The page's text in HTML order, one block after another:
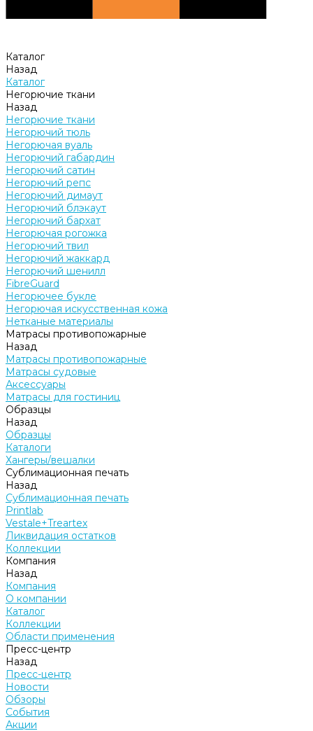
Каталог
Назад
Каталог
Негорючие ткани
Назад
Негорючие ткани
Негорючий тюль
Негорючая вуаль
Негорючий габардин
Негорючий сатин
Негорючий репс
Негорючий димаут
Негорючий блэкаут
Негорючий бархат
Негорючая рогожка
Негорючий твил
Негорючий жаккард
Негорючий шенилл
FibreGuard
Негорючее букле
Негорючая искусственная кожа
Нетканые материалы
Матрасы противопожарные
Назад
Матрасы противопожарные
Матрасы судовые
Аксессуары
Матрасы для гостиниц
Образцы
Назад
Образцы
Каталоги
Хангеры/вешалки
Сублимационная печать
Назад
Сублимационная печать
Printlab
Vestale+Treartex
Ликвидация остатков
Коллекции
Компания
Назад
Компания
О компании
Каталог
Коллекции
Области применения
Пресс-центр
Назад
Пресс-центр
Новости
Обзоры
События
Акции